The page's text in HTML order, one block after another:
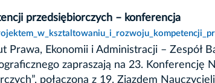
przedsiębiorczych – konferencja
Ekonomii i Administracji – Zespół
zapraszają na 23. Konferencję
połączoną z 19. Zjazdem